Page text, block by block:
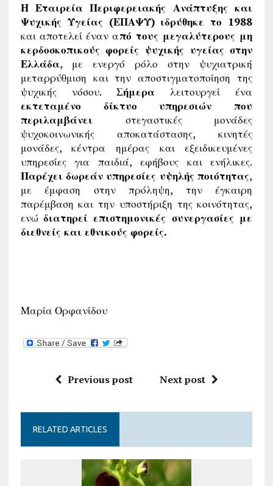
Η Εταιρεία Περιφερειακής Ανάπτυξης και
Ψυχικής Υγείας (ΕΠΑΨΥ) ιδρύθηκε το 1988
και αποτελεί έναν από τους μεγαλύτερους μη
κερδοσκοπικούς φορείς ψυχικής υγείας στην
Ελλάδα, με ενεργό ρόλο στην ψυχιατρική
μεταρρύθμιση και την αποστιγματοποίηση της
ψυχικής νόσου. Σήμεραλειτουργεί ένα
εκτεταμένο δίκτυο υπηρεσιών που
περιλαμβάνει στεγαστικές μονάδες
ψυχοκοινωνικής αποκατάστασης, κινητές
μονάδες, κέντρα ημέρας και εξειδικευμένες
υπηρεσίες για παιδιά, εφήβους και ενήλικες.
Παρέχει δωρεάν υπηρεσίες υψηλής ποιότητας,
με έμφαση στην πρόληψη, την έγκαιρη
παρέμβαση και την υποστήριξη της κοινότητας,
ενώδιατηρεί επιστημονικές συνεργασίες με
διεθνείς και εθνικούς φορείς.
Μαρία Ορφανίδου
Previous post Next post
RELATED ARTICLES